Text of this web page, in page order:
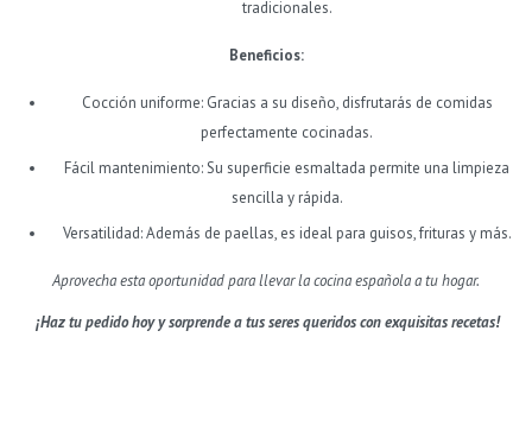
tradicionales.
Beneficios:
Cocción uniforme: Gracias a su diseño, disfrutarás de comidas
perfectamente cocinadas.
Fácil mantenimiento: Su superficie esmaltada permite una limpieza
sencilla y rápida.
Versatilidad: Además de paellas, es ideal para guisos, frituras y más.
Aprovecha esta oportunidad para llevar la cocina española a tu hogar.
¡Haz tu pedido hoy y sorprende a tus seres queridos con exquisitas recetas!